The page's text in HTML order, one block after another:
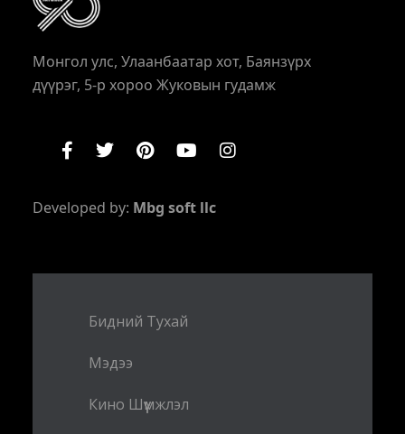
Монгол улс, Улаанбаатар хот, Баянзүрх
дүүрэг, 5-р хороо Жуковын гудамж
Developed by: Mbg soft llc
Бидний Тухай
Мэдээ
Кино Шүүмжлэл